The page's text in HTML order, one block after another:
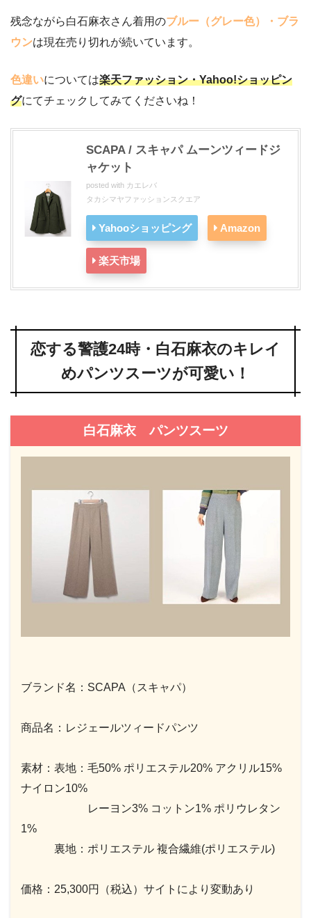
残念ながら白石麻衣さん着用のブルー（グレー色）・ブラ
ウンは現在売り切れが続いています。
色違いについては楽天ファッション・Yahoo!ショッピン
グにてチェックしてみてくださいね！
SCAPA / スキャパ ムーンツィードジ
ャケット
posted with カエレバ
タカシマヤファッションスクエア
Yahooショッピング Amazon
楽天市場
恋する警護24時・白石麻衣のキレイ
めパンツスーツが可愛い！
白石麻衣 パンツスーツ
ブランド名：SCAPA（スキャパ）
商品名：レジェールツィードパンツ
素材：表地：毛50% ポリエステル20% アクリル15%
ナイロン10%
レーヨン3% コットン1% ポリウレタン
1%
裏地：ポリエステル 複合繊維(ポリエステル)
価格：25,300円（税込）サイトにより変動あり